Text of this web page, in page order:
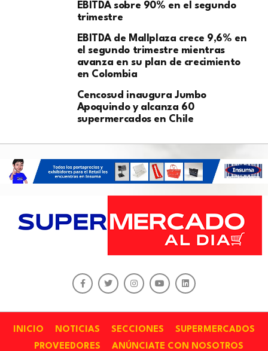
EBITDA sobre 90% en el segundo
trimestre
EBITDA de Mallplaza crece 9,6% en
el segundo trimestre mientras
avanza en su plan de crecimiento
en Colombia
Cencosud inaugura Jumbo
Apoquindo y alcanza 60
supermercados en Chile
INICIO NOTICIAS SECCIONES
SUPERMERCADOS
PROVEEDORES
ANÚNCIATE CON NOSOTROS